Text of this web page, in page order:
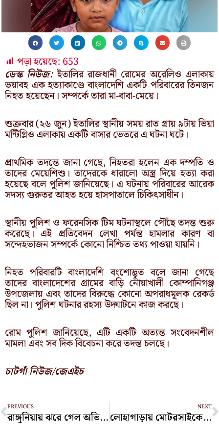
পড়া হয়েছে: 653
ডেস্ক নিউজ:ইতালির রাজধানী রোমের অরেলিও এলাকায়
ভয়াবহ এক হত্যাকাণ্ডে বাংলাদেশি একটি পরিবারের তিনজন
নিহত হয়েছেন। সম্পর্কে তারা মা-বাবা-মেয়ে।
শুক্রবার (২৬ জুন) ইতালির স্থানীয় সময় রাত প্রায় ৯টায় ভিয়া
মন্টিগ্লিও এলাকায় একটি বাসার ভেতরে এ ঘটনা ঘটে।
প্রাথমিক তদন্তে জানা গেছে, নিহতরা হলেন এক দম্পতি ও
তাদের মেয়েশিশু। তাদেরকে ধারালো অস্ত্র দিয়ে হত্যা করা
হয়েছে বলে পুলিশ জানিয়েছে। এ ঘটনায় পরিবারের আরেক
সদস্য গুরুতর আহত হয়ে হাসপাতালে চিকিৎসাধীন।
স্থানীয় পুলিশ ও ফরেনসিক টিম ঘটনাস্থলে পৌঁছে তদন্ত শুরু
করেছে। এই প্রতিবেদন লেখা পর্যন্ত হামলার কারণ বা
সন্দেহভাজন সম্পর্কে কোনো নিশ্চিত তথ্য পাওয়া যায়নি।
নিহত পরিবারটি বাংলাদেশি বংশোদ্ভূত বলে জানা গেছে
তাদের বাংলাদেশের গ্রামের বাড়ি নোয়াখালী কোম্পানিগঞ্জ
উপজেলায় এবং তাদের বিরুদ্ধে কোনো অপরাধমূলক রেকর্ড
ছিল না। পুলিশ ঘটনার রহস্য উদ্ঘাটনে কাজ করছে।
রোম পুলিশ জানিয়েছে, এটি একটি অত্যন্ত সংবেদনশীল
মামলা এবং সব দিক বিবেচনা করে তদন্ত চলছে।
চাটগাঁ নিউজ/জেএইচ
Prev
PREVIOUS
রাঙ্গুনিয়ায় ঝরে গেল অভিমানী দুই যুবকের প্রাণ!
NEXT
লোহাগাড়ায় মোটরসাইকেল দুর্ঘটনায় যুবকের মৃত্যু